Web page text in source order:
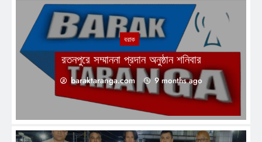
বরাক
রতনপুরে সম্মাননা প্রদান অনুষ্ঠান শনিবার
baraktaranga.com 9 months ago